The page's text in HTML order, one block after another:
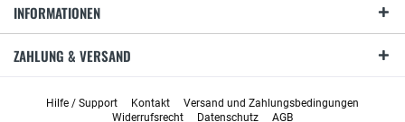
INFORMATIONEN
ZAHLUNG & VERSAND
Hilfe / Support Kontakt
Versand und Zahlungsbedingungen
Widerrufsrecht
Datenschutz AGB